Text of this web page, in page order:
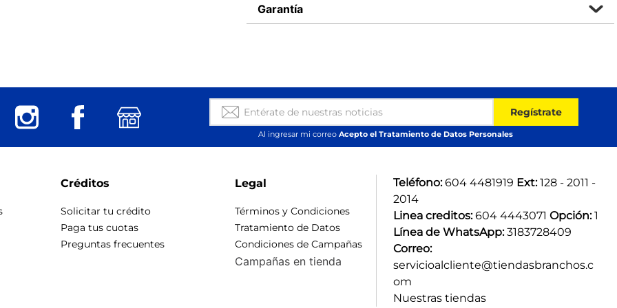
Garantía
Regístrate
Al ingresar mi correo Acepto el Tratamiento de Datos Personales
Créditos
Solicitar tu crédito
Paga tus cuotas
Preguntas frecuentes
Legal
Términos y Condiciones
Tratamiento de Datos
Condiciones de Campañas
Campañas en tienda
Teléfono: 604 4481919 Ext: 128 - 2011 -
2014
Linea creditos: 604 4443071 Opción: 1
Línea de WhatsApp: 3183728409
Correo:
servicioalcliente@tiendasbranchos.c
om
Nuestras tiendas